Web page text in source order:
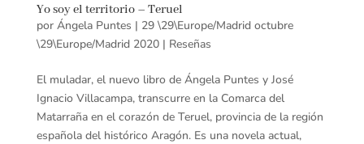
Yo soy el territorio – Teruel
por Ángela Puntes | 29 \29\Europe/Madrid octubre
\29\Europe/Madrid 2020| Reseñas
El muladar, el nuevo libro de Ángela Puntes y José
Ignacio Villacampa, transcurre en la Comarca del
Matarraña en el corazón de Teruel, provincia de la región
española del histórico Aragón. Es una novela actual,